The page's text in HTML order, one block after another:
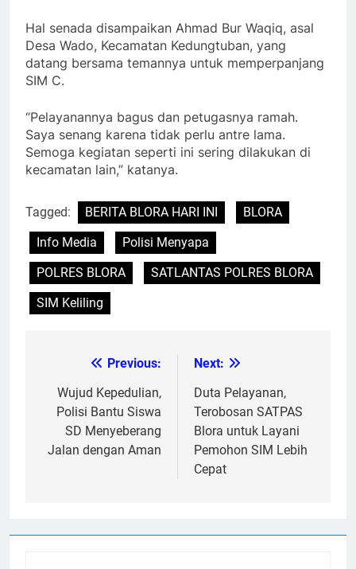
Hal senada disampaikan Ahmad Bur Waqiq, asal
Desa Wado, Kecamatan Kedungtuban, yang
datang bersama temannya untuk memperpanjang
SIM C.
“Pelayanannya bagus dan petugasnya ramah.
Saya senang karena tidak perlu antre lama.
Semoga kegiatan seperti ini sering dilakukan di
kecamatan lain,” katanya.
Tagged: BERITA BLORA HARI INI
BLORA
Info Media
Polisi Menyapa
POLRES BLORA
SATLANTAS POLRES BLORA
SIM Keliling
navigation
Previous:
Wujud Kepedulian,
Polisi Bantu Siswa
SD Menyeberang
Jalan dengan Aman
Next:
Duta Pelayanan,
Terobosan SATPAS
Blora untuk Layani
Pemohon SIM Lebih
Cepat